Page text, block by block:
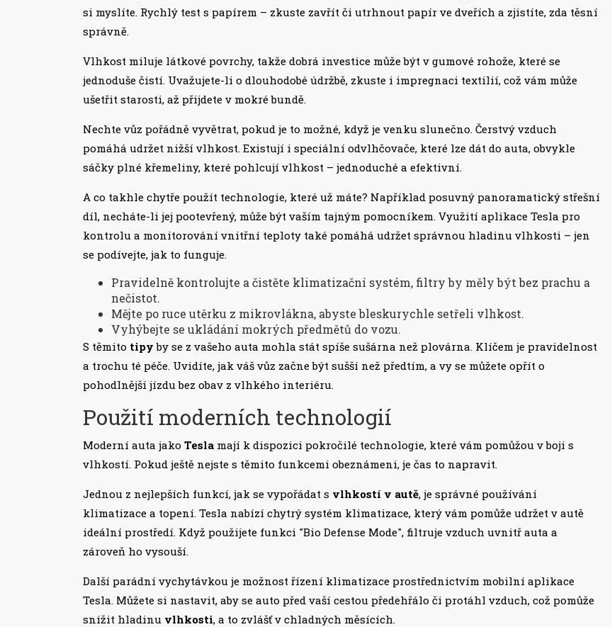
si myslíte. Rychlý test s papírem – zkuste zavřít či utrhnout papír ve dveřích a zjistíte, zda těsní
správně.
Vlhkost miluje látkové povrchy, takže dobrá investice může být v gumové rohože, které se
jednoduše čistí. Uvažujete-li o dlouhodobé údržbě, zkuste i impregnaci textilií, což vám může
ušetřit starosti, až přijdete v mokré bundě.
Nechte vůz pořádně vyvětrat, pokud je to možné, když je venku slunečno. Čerstvý vzduch
pomáhá udržet nižší vlhkost. Existují i speciální odvlhčovače, které lze dát do auta, obvykle
sáčky plné křemeliny, které pohlcují vlhkost – jednoduché a efektivní.
A co takhle chytře použít technologie, které už máte? Například posuvný panoramatický střešní
díl, necháte-li jej pootevřený, může být vaším tajným pomocníkem. Využití aplikace Tesla pro
kontrolu a monitorování vnitřní teploty také pomáhá udržet správnou hladinu vlhkosti – jen
se podívejte, jak to funguje.
Pravidelně kontrolujte a čistěte klimatizační systém, filtry by měly být bez prachu a
nečistot.
Mějte po ruce utěrku z mikrovlákna, abyste bleskurychle setřeli vlhkost.
Vyhýbejte se ukládání mokrých předmětů do vozu.
S těmito tipy by se z vašeho auta mohla stát spíše sušárna než plovárna. Klíčem je pravidelnost
a trochu té péče. Uvidíte, jak váš vůz začne být sušší než předtím, a vy se můžete opřít o
pohodlnější jízdu bez obav z vlhkého interiéru.
Použití moderních technologií
Moderní auta jako Tesla mají k dispozici pokročilé technologie, které vám pomůžou v boji s
vlhkostí. Pokud ještě nejste s těmito funkcemi obeznámeni, je čas to napravit.
Jednou z nejlepších funkcí, jak se vypořádat s vlhkostí v autě, je správné používání
klimatizace a topení. Tesla nabízí chytrý systém klimatizace, který vám pomůže udržet v autě
ideální prostředí. Když použijete funkci "Bio Defense Mode", filtruje vzduch uvnitř auta a
zároveň ho vysouší.
Další parádní vychytávkou je možnost řízení klimatizace prostřednictvím mobilní aplikace
Tesla. Můžete si nastavit, aby se auto před vaší cestou předehřálo či protáhl vzduch, což pomůže
snížit hladinu vlhkosti, a to zvlášť v chladných měsících.